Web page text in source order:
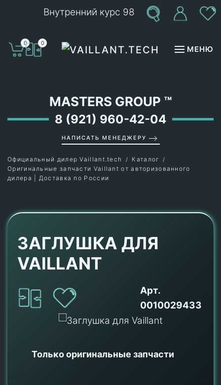
Внутренний курс 98
0 0
МЕНЮ
MASTERS GROUP ™
8 (921) 960-42-04
НАПИСАТЬ МЕНЕДЖЕРУ
Официальный дилер Vaillant.tech
Каталог
Оригинальные запчасти Vaillant от авторизованного
дилера | Доставка по России
ЗАГЛУШКА ДЛЯ
VAILLANT
Арт.
0010029433
Только оригинальные запчасти